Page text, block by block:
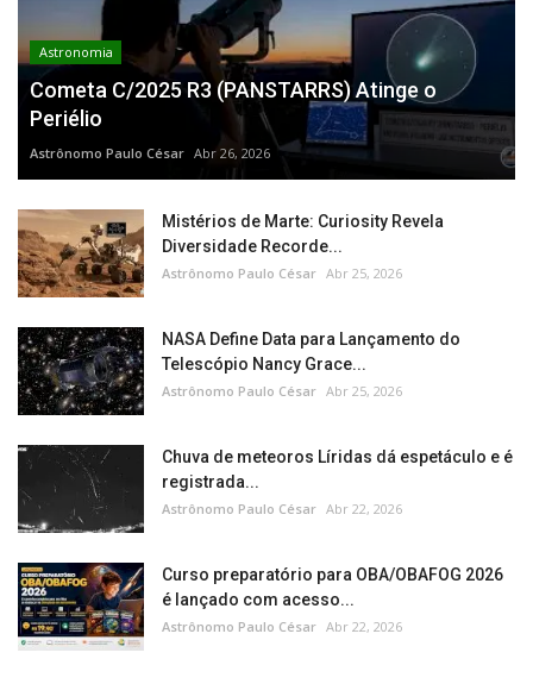
Astronomia
Cometa C/2025 R3 (PANSTARRS) Atinge o
Periélio
Astrônomo Paulo César Abr 26, 2026
Mistérios de Marte: Curiosity Revela
Diversidade Recorde...
Astrônomo Paulo César Abr 25, 2026
NASA Define Data para Lançamento do
Telescópio Nancy Grace...
Astrônomo Paulo César Abr 25, 2026
Chuva de meteoros Líridas dá espetáculo e é
registrada...
Astrônomo Paulo César Abr 22, 2026
Curso preparatório para OBA/OBAFOG 2026
é lançado com acesso...
Astrônomo Paulo César Abr 22, 2026